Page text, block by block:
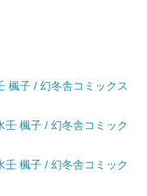
楓子 / 幻冬舎コミックス
壬 楓子 / 幻冬舎コミック
壬 楓子 / 幻冬舎コミック